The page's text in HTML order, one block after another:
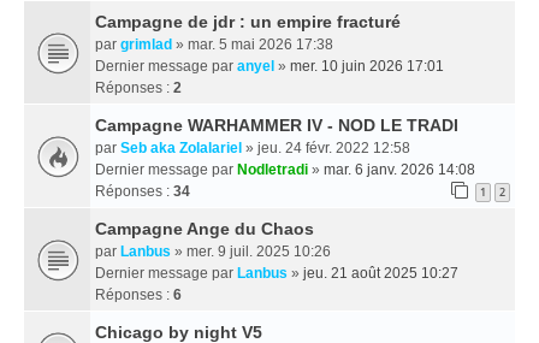
Campagne de jdr : un empire fracturé
par grimlad » mar. 5 mai 2026 17:38
Dernier message par anyel » mer. 10 juin 2026 17:01
Réponses : 2
Campagne WARHAMMER IV - NOD LE TRADI
par Seb aka Zolalariel » jeu. 24 févr. 2022 12:58
Dernier message par Nodletradi » mar. 6 janv. 2026 14:08
Réponses : 34 1 2
Campagne Ange du Chaos
par Lanbus » mer. 9 juil. 2025 10:26
Dernier message par Lanbus » jeu. 21 août 2025 10:27
Réponses : 6
Chicago by night V5